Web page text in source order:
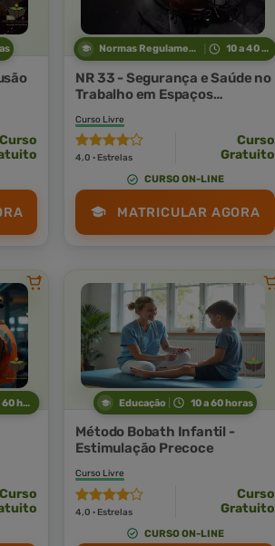
Curso
Normas Regulamentadoras 10 a 40 horas
NR 33 - Segurança e Saúde no
Trabalho em Espaços
Curso Livre
4,0 · Estrelas
Curso
Gratuito
CURSO ON-LINE
MATRICULAR AGORA
10 a 60 horas
Curso
Educação 10 a 60 horas
Método Bobath Infantil -
Estimulação Precoce
Curso Livre
4,0 · Estrelas
Curso
Gratuito
CURSO ON-LINE